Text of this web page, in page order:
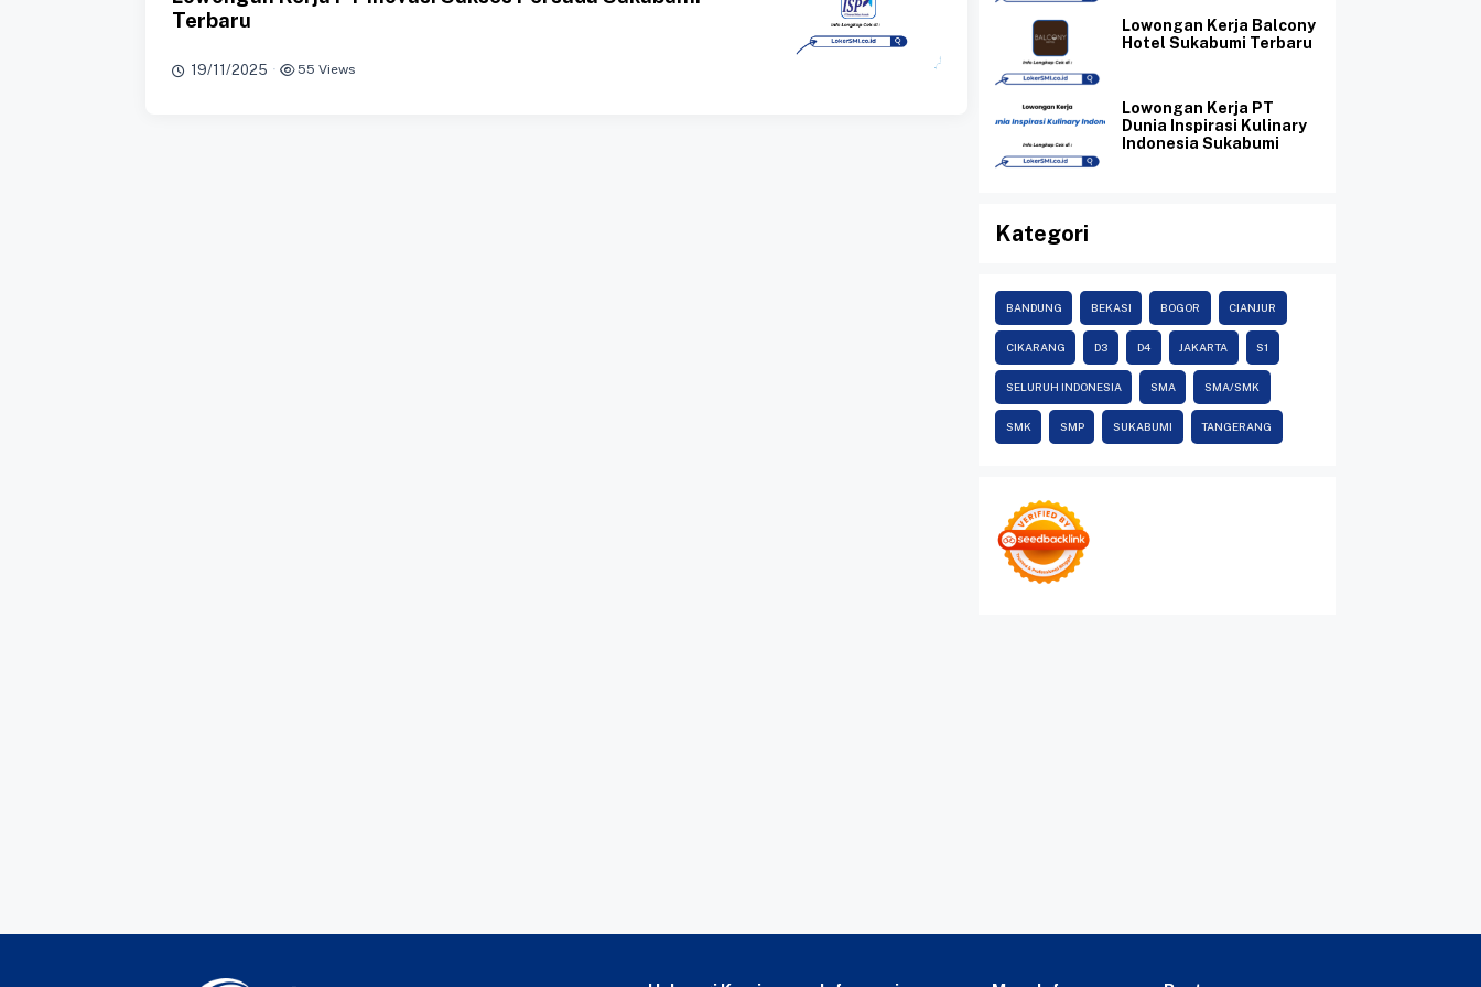
Terbaru
19/11/2025 · 55 Views
Lowongan Kerja Balcony
Hotel Sukabumi Terbaru
Lowongan Kerja PT
Dunia Inspirasi Kulinary
Indonesia Sukabumi
Kategori
BANDUNG BEKASI BOGOR CIANJUR
CIKARANG D3 D4 JAKARTA S1
SELURUH INDONESIA SMA SMA/SMK
SMK SMP SUKABUMI TANGERANG